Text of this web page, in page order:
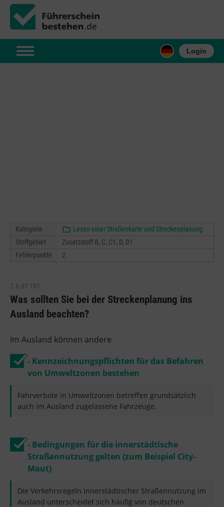
Login
Kategorie
Lesen einer Straßenkarte und Streckenplanung
Stoffgebiet
Zusatzstoff B, C, C1, D, D1
Fehlerpunkte
2
2.6.07-101
Was sollten Sie bei der Streckenplanung ins
Ausland beachten?
Im Ausland können andere
- Kennzeichnungspflichten für das Befahren
von Umweltzonen bestehen
Fahrverbote in Umweltzonen betreffen grundsätzlich
auch im Ausland zugelassene Fahrzeuge.
- Bedingungen für die innerstädtische
Straßennutzung gelten (zum Beispiel City-
Maut)
Die Verkehrsregeln innerstädtischer Straßennutzung im
Ausland unterscheidet sich häufig von deutschen